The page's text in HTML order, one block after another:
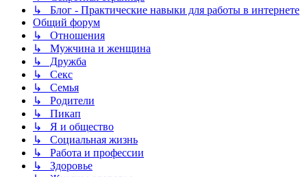
↳ Блог - Практические навыки для работы в интернете
Общий форум
↳ Отношения
↳ Мужчина и женщина
↳ Дружба
↳ Секс
↳ Семья
↳ Родители
↳ Пикап
↳ Я и общество
↳ Социальная жизнь
↳ Работа и профессии
↳ Здоровье